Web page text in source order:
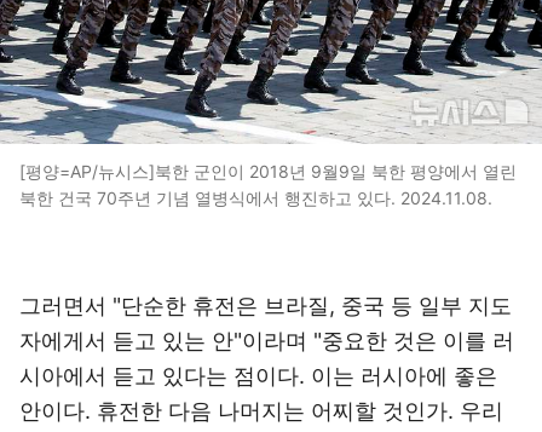
[평양=AP/뉴시스]북한 군인이 2018년 9월9일 북한 평양에서 열린
북한 건국 70주년 기념 열병식에서 행진하고 있다. 2024.11.08.
그러면서 "단순한 휴전은 브라질, 중국 등 일부 지도
자에게서 듣고 있는 안"이라며 "중요한 것은 이를 러
시아에서 듣고 있다는 점이다. 이는 러시아에 좋은
안이다. 휴전한 다음 나머지는 어찌할 것인가. 우리